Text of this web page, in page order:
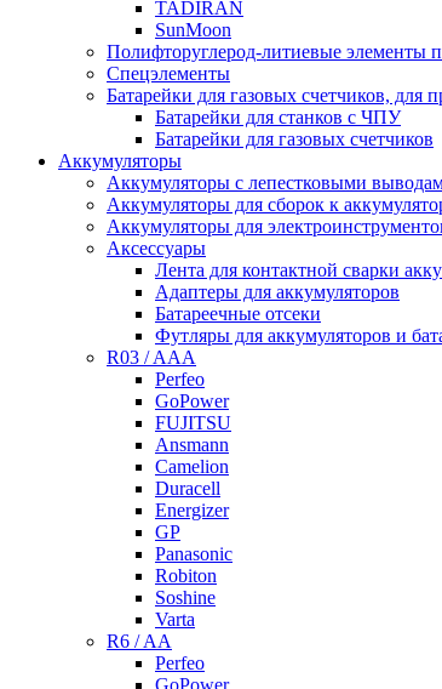
TADIRAN
SunMoon
Полифторуглерод-литиевые элементы
Спецэлементы
Батарейки для газовых счетчиков,
Батарейки для станков с ЧПУ
Батарейки для газовых счетчиков
Аккумуляторы
Аккумуляторы с лепестковыми
Аккумуляторы для сборок к
Аккумуляторы для
Аксессуары
Лента для контактной сварки
Адаптеры для аккумуляторов
Батареечные отсеки
Футляры для аккумуляторов и
R03 / AAA
Perfeo
GoPower
FUJITSU
Ansmann
Camelion
Duracell
Energizer
GP
Panasonic
Robiton
Soshine
Varta
R6 / AA
Perfeo
GoPower